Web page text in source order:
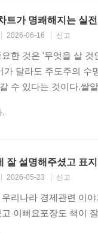
이 개별 기업의 생애
상태를 참지 못하며,
경로를 추적해 보자.
터별 수익률 데이터
공된 데이터를 접하기
게 하기 위해서다. 〈
’이라는 거대한 군단
지난 15년 동안, 전장
로 똑같이 되풀이되었
트가 명쾌해지는 실
2026-06-16 신고
한 것은 '무엇을 살
가 달라도 주도주의
수 있다는 것이다.쌀
.
잘 설명해주셨고 표
2026-05-23 신고
리나라 경제관련 이
이뻐요포장도 책이